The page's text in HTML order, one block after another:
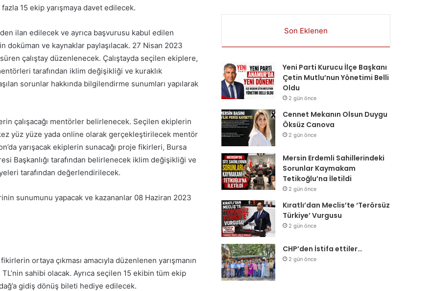
15 ekip yarışmaya davet edilecek.
ilan edilecek ve ayrıca başvurusu kabul edilen
doküman ve kaynaklar paylaşılacak. 27 Nisan 2023
çalıştay düzenlenecek. Çalıştayda seçilen ekiplere,
tarafından iklim değişikliği ve kuraklık
sorunlar hakkında bilgilendirme sunumları yapılarak
çalışacağı mentörler belirlenecek. Seçilen ekiplerin
yüz yüze yada online olarak gerçekleştirilecek mentör
yarışacak ekiplerin sunacağı proje fikirleri, Bursa
Başkanlığı tarafından belirlenecek iklim değişikliği ve
tarafından değerlendirilecek.
sunumunu yapacak ve kazananlar 08 Haziran 2023
ortaya çıkması amacıyla düzenlenen yarışmanın
sahibi olacak. Ayrıca seçilen 15 ekibin tüm ekip
gidiş dönüş bileti hediye edilecek.
Son Eklenen
Yeni Parti Kurucu İlçe Başkanı
Çetin Mutlu’nun Yönetimi Belli
Oldu
2 gün önce
Cennet Mekanın Olsun Duygu
Öksüz Canova
2 gün önce
Mersin Erdemli Sahillerindeki
Sorunlar Kaymakam
Tetikoğlu’na İletildi
2 gün önce
Kıratlı’dan Meclis’te ‘Terörsüz
Türkiye’ Vurgusu
2 gün önce
CHP’den İstifa ettiler…
2 gün önce